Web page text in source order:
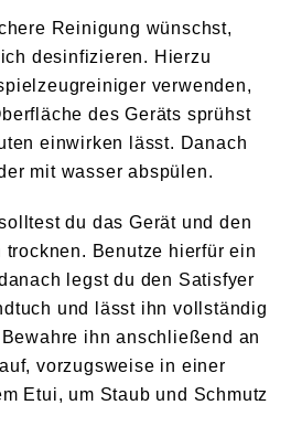
Reinigung wünschst,
desinfizieren. Hierzu
verwenden,
des Geräts sprühst
einwirken lässt. Danach
mit wasser abspülen.
du das Gerät und den
Benutze hierfür ein
legst du den Satisfyer
und lässt ihn vollständig
ihn anschließend an
vorzugsweise in einer
Etui, um Staub und Schmutz